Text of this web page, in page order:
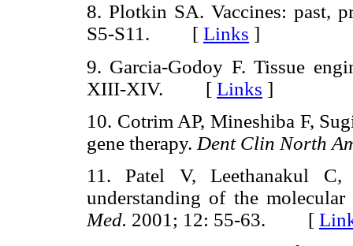
8. Plotkin SA. Vaccines: past,
S5-S11. [ Links ]
9. Garcia-Godoy F. Tissue
XIII-XIV. [ Links ]
10. Cotrim AP, Mineshiba F,
gene therapy. Dent Clin North
11. Patel V, Leethanakul
understanding of the
Med. 2001; 12: 55-63. [